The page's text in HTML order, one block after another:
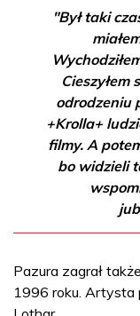
"Był taki
Cieszyłem
odrodzeniu
+Krolla+
filmy. A
bo widzieli
Pazura zagrał
1996 roku. Artysta